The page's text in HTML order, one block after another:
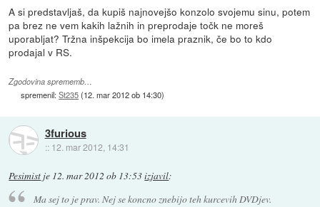
A si predstavljaš, da kupiš najnovejšo konzolo svojemu sinu, potem
pa brez ne vem kakih lažnih in preprodaje točk ne moreš
uporabljat? Tržna inšpekcija bo imela praznik, če bo to kdo
prodajal v RS.
Zgodovina sprememb…
spremenil:St235(12. mar 2012 ob 14:30)
3furious
:: 12. mar 2012, 14:31
Pesimist je 12. mar 2012 ob 13:53izjavil:
Ma sej to je prav. Nej se koncno znebijo teh kurcevih DVDjev.